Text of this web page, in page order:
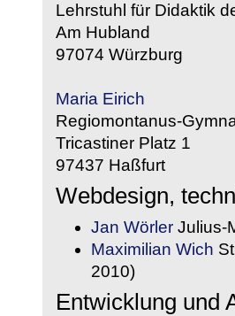
Lehrstuhl für Didaktik
Am Hubland
97074 Würzburg
Maria Eirich
Regiomontanus-
Tricastiner Platz 1
97437 Haßfurt
Webdesign,
Jan Wörler Julius-
Maximilian Wich
2010)
Entwicklung und